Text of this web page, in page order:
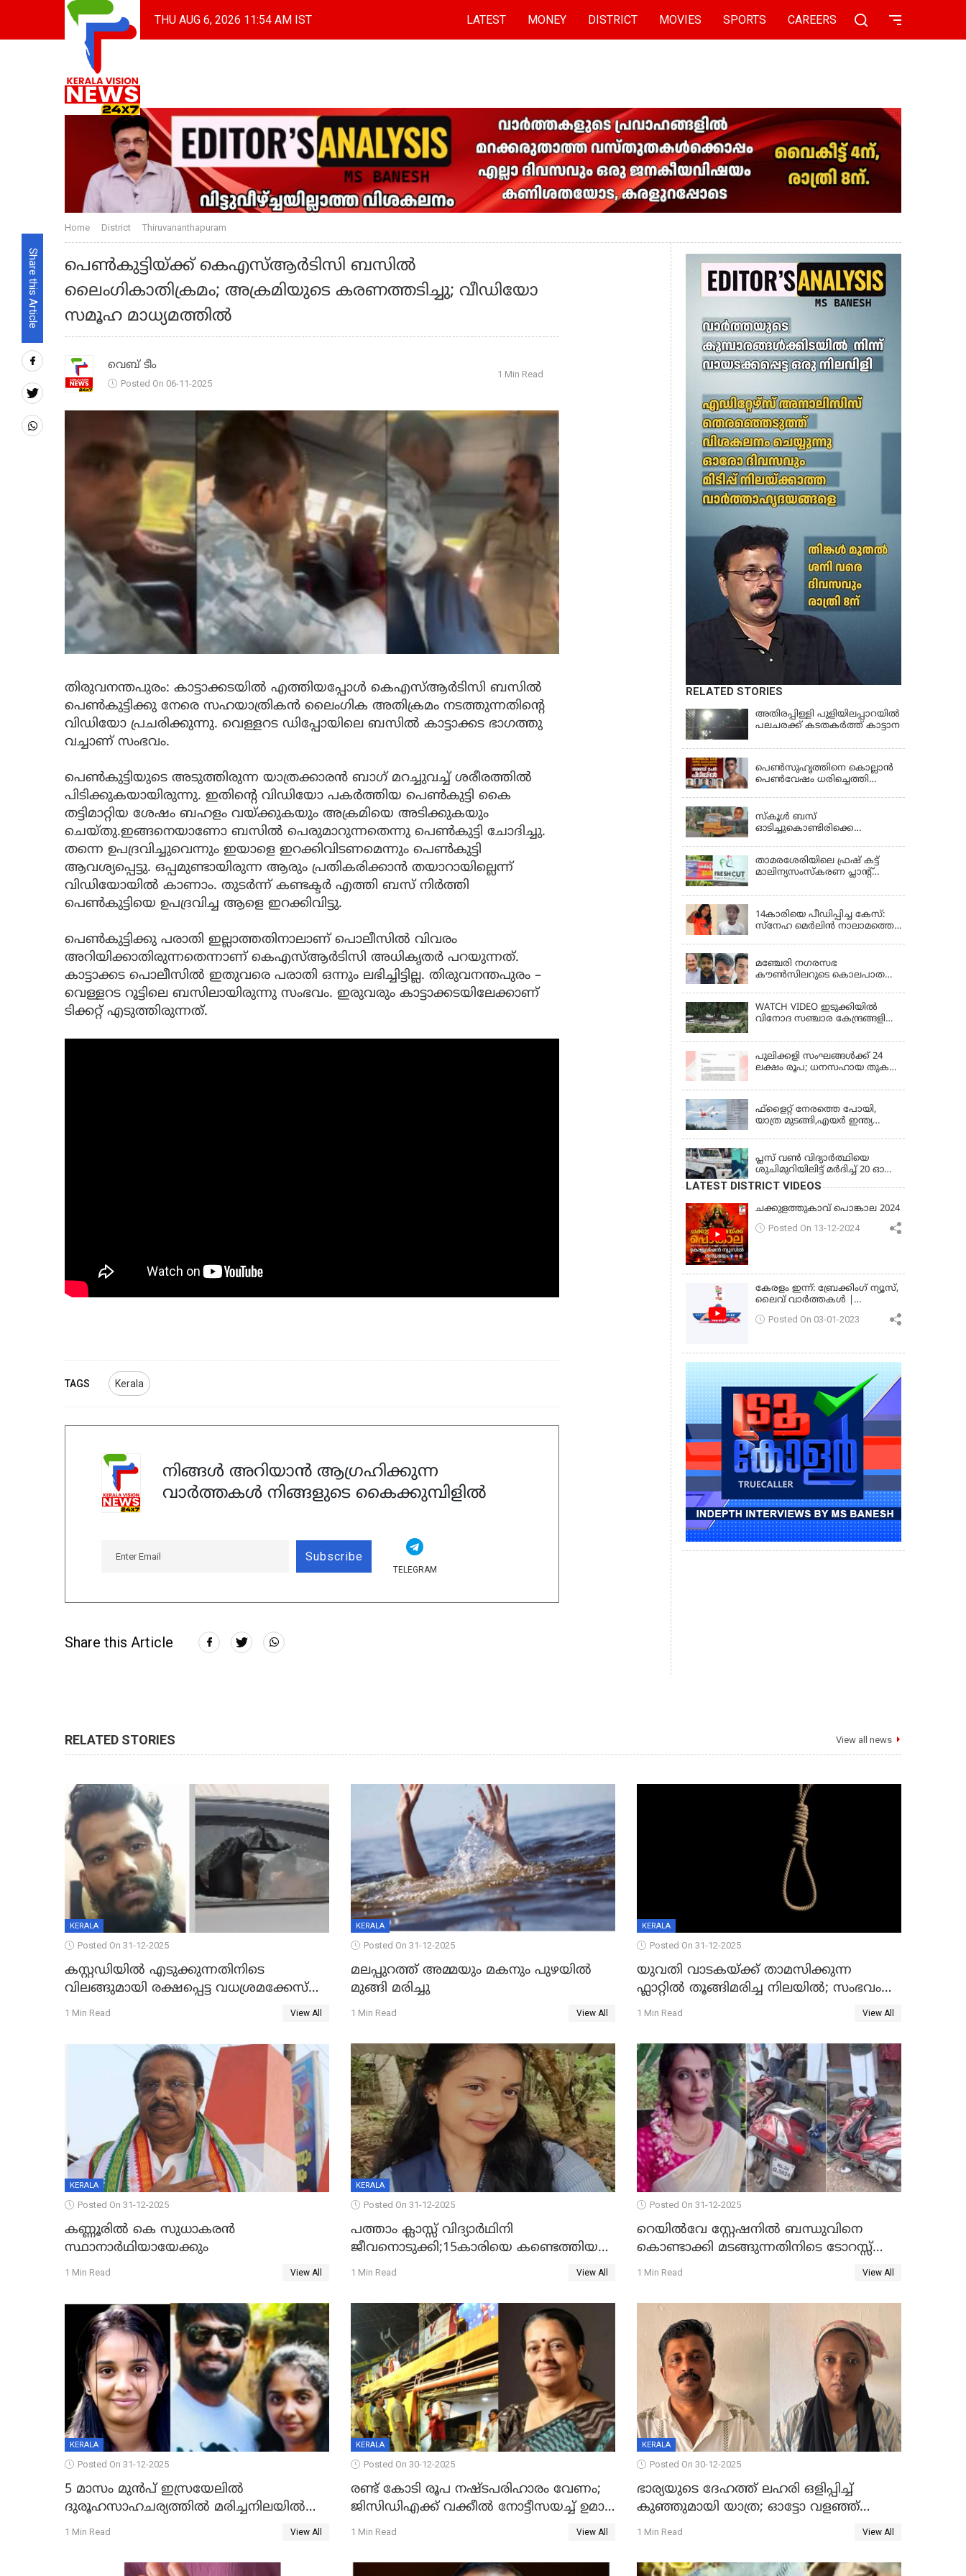
THU AUG 6, 2026 11:54 AM IST LATEST MONEY DISTRICT MOVIES SPORTS CAREERS
Share this Article
Home District Thiruvananthapuram
പെൺകുട്ടിയ്ക്ക് കെഎസ്ആർടിസി ബസിൽ
ലൈംഗികാതിക്രമം; അക്രമിയുടെ കരണത്തടിച്ചു; വീഡിയോ
സമൂഹ മാധ്യമത്തിൽ
വെബ് ടീം
Posted On 06-11-2025
1 Min Read
തിരുവനന്തപുരം: കാട്ടാക്കടയിൽ എത്തിയപ്പോൾ കെഎസ്ആര്‍ടിസി ബസില്‍
പെണ്‍കുട്ടിക്കു നേരെ സഹയാത്രികന്‍ ലൈംഗിക അതിക്രമം നടത്തുന്നതിന്റെ
വിഡിയോ പ്രചരിക്കുന്നു. വെള്ളറട ഡിപ്പോയിലെ ബസില്‍ കാട്ടാക്കട ഭാഗത്തു
വച്ചാണ് സംഭവം.
പെണ്‍കുട്ടിയുടെ അടുത്തിരുന്ന യാത്രക്കാരന്‍ ബാഗ് മറച്ചുവച്ച് ശരീരത്തില്‍
പിടിക്കുകയായിരുന്നു. ഇതിന്റെ വിഡിയോ പകര്‍ത്തിയ പെണ്‍കുട്ടി കൈ
തട്ടിമാറ്റിയ ശേഷം ബഹളം വയ്ക്കുകയും അക്രമിയെ അടിക്കുകയും
ചെയ്തു.ഇങ്ങനെയാണോ ബസില്‍ പെരുമാറുന്നതെന്നു പെണ്‍കുട്ടി ചോദിച്ചു.
തന്നെ ഉപദ്രവിച്ചുവെന്നും ഇയാളെ ഇറക്കിവിടണമെന്നും പെണ്‍കുട്ടി
ആവശ്യപ്പെട്ടു. ഒപ്പമുണ്ടായിരുന്ന ആരും പ്രതികരിക്കാന്‍ തയാറായില്ലെന്ന്
വിഡിയോയില്‍ കാണാം. തുടര്‍ന്ന് കണ്ടക്ടര്‍ എത്തി ബസ് നിര്‍ത്തി
പെണ്‍കുട്ടിയെ ഉപദ്രവിച്ച ആളെ ഇറക്കിവിട്ടു.
പെണ്‍കുട്ടിക്കു പരാതി ഇല്ലാത്തതിനാലാണ് പൊലീസിൽ വിവരം
അറിയിക്കാതിരുന്നതെന്നാണ് കെഎസ്ആര്‍ടിസി അധികൃതര്‍ പറയുന്നത്.
കാട്ടാക്കട പൊലീസില്‍ ഇതുവരെ പരാതി ഒന്നും ലഭിച്ചിട്ടില്ല. തിരുവനന്തപുരം –
വെള്ളറട റൂട്ടിലെ ബസിലായിരുന്നു സംഭവം. ഇരുവരും കാട്ടാക്കടയിലേക്കാണ്
ടിക്കറ്റ് എടുത്തിരുന്നത്.
TAGS Kerala
നിങ്ങൾ അറിയാൻ ആഗ്രഹിക്കുന്ന
വാർത്തകൾ നിങ്ങളുടെ കൈക്കുമ്പിളിൽ
Subscribe
TELEGRAM
Share this Article
RELATED STORIES
അതിരപ്പിള്ളി പുളിയിലപ്പാറയിൽ
പലചരക്ക് കടതകർത്ത് കാട്ടാന
പെണ്‍സുഹൃത്തിനെ കൊല്ലാന്‍
പെണ്‍വേഷം ധരിച്ചെത്തി
സ്കൂൾ ബസ്
ഓടിച്ചുകൊണ്ടിരിക്കെ
ഡ്രൈവർ മരിച്ചു, രണ്ട്
കുട്ടികൾക്ക് പരിക്ക്
താമരശേരിയിലെ ഫ്രഷ് കട്ട്
മാലിന്യസംസ്കരണ പ്ലാന്റ്
14കാരിയെ പീഡിപ്പിച്ച കേസ്:
സ്നേഹ മെർലിൻ നാലാമത്തെ
മഞ്ചേരി നഗരസഭ
കൗൺസിലറുടെ കൊലപാതകം:
WATCH VIDEO ഇടുക്കിയിൽ
വിനോദ സഞ്ചാര കേന്ദ്രങ്ങളിലെ
പുലിക്കളി സംഘങ്ങള്‍ക്ക് 24
ലക്ഷം രൂപ; ധനസഹായ തുക
ഫ്ളൈറ്റ് നേരത്തെ പോയി,
യാത്ര മുടങ്ങി,എയർ ഇന്ത്യ
പ്ലസ് വൺ വിദ്യാർത്ഥിയെ
ശുചിമുറിയിലിട്ട് മർദിച്ച് 20 ഓളം
പ്ലസ് ടു വിദ്യാർത്ഥികൾ;
പൊലീസിൽ പരാതി
LATEST DISTRICT VIDEOS
ചക്കുളത്തുകാവ് പൊങ്കാല 2024
Posted On 13-12-2024
കേരളം ഇന്ന്: ബ്രേക്കിംഗ് ന്യൂസ്,
ലൈവ് വാർത്തകൾ |
Posted On 03-01-2023
RELATED STORIES View all news
KERALA
Posted On 31-12-2025
കസ്റ്റഡിയിൽ എടുക്കുന്നതിനിടെ
വിലങ്ങുമായി രക്ഷപ്പെട്ട വധശ്രമക്കേസ്
പ്രതി പിടിയിൽ
1 Min Read View All
KERALA
Posted On 31-12-2025
മലപ്പുറത്ത് അമ്മയും മകനും പുഴയിൽ
മുങ്ങി മരിച്ചു
1 Min Read View All
KERALA
Posted On 31-12-2025
യുവതി വാടകയ്ക്ക് താമസിക്കുന്ന
ഫ്ലാറ്റില്‍ തൂങ്ങിമരിച്ച നിലയില്‍; സംഭവം
കൈതപ്പൊയിലില്‍
1 Min Read View All
KERALA
Posted On 31-12-2025
കണ്ണൂരിൽ കെ സുധാകരൻ
സ്ഥാനാർഥിയായേക്കും
1 Min Read View All
KERALA
Posted On 31-12-2025
പത്താം ക്ലാസ്സ് വിദ്യാര്‍ഥിനി
ജീവനൊടുക്കി;15കാരിയെ കണ്ടെത്തിയത്
കിടപ്പുമുറിയില്‍ തൂങ്ങി മരിച്ച നിലയിൽ
1 Min Read View All
Posted On 31-12-2025
റെയിൽവേ സ്റ്റേഷനിൽ ബന്ധുവിനെ
കൊണ്ടാക്കി മടങ്ങുന്നതിനിടെ ടോറസ്സ്
ലോറി സ്കൂട്ടറിൽ ഇടിച്ചു : യുവതിക്ക്
1 Min Read View All
KERALA
Posted On 31-12-2025
5 മാസം മുൻപ് ഇസ്രയേലിൽ
ദുരൂഹസാഹചര്യത്തിൽ മരിച്ചനിലയിൽ
കണ്ടെത്തിയ മലയാളി യുവാവിന്റെ
1 Min Read View All
KERALA
Posted On 30-12-2025
രണ്ട് കോടി രൂപ നഷ്ടപരിഹാരം വേണം;
ജിസിഡിഎക്ക് വക്കീൽ നോട്ടീസയച്ച് ഉമാ
തോമസ്
1 Min Read View All
KERALA
Posted On 30-12-2025
ഭാര്യയുടെ ദേഹത്ത് ലഹരി ഒളിപ്പിച്ച്
കുഞ്ഞുമായി യാത്ര; ഓട്ടോ വളഞ്ഞ്
ദമ്പതികളെ പിടികൂടി പൊലീസ്
1 Min Read View All